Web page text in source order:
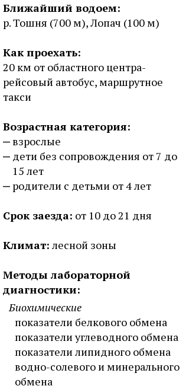
Ближайший водоем:
р. Тошня (700 м), Лопач (100 м)
Как проехать:
20 км от областного центра-
рейсовый автобус, маршрутное
такси
Возрастная категория:
взрослые
дети без сопровождения от 7 до
15 лет
родители с детьми от 4 лет
Срок заезда: от 10 до 21 дня
Климат: лесной зоны
Методы лабораторной
диагностики:
Биохимические
показатели белкового обмена
показатели углеводного обмена
показатели липидного обмена
водно-солевого и минерального
обмена